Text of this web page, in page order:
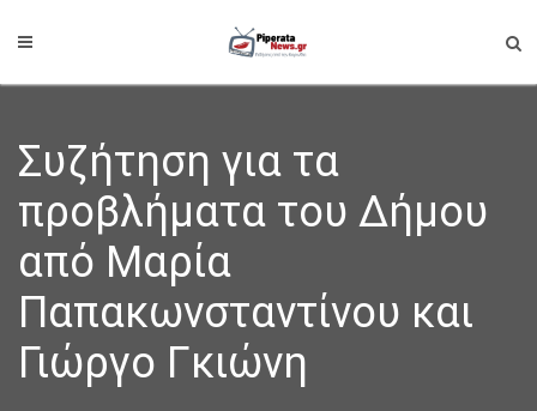
Συζήτηση για τα
προβλήματα του Δήμου
από Μαρία
Παπακωνσταντίνου και
Γιώργο Γκιώνη